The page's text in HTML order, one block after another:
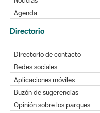
Agenda
Directorio
Directorio de contacto
Redes sociales
Aplicaciones móviles
Buzón de sugerencias
Opinión sobre los parques